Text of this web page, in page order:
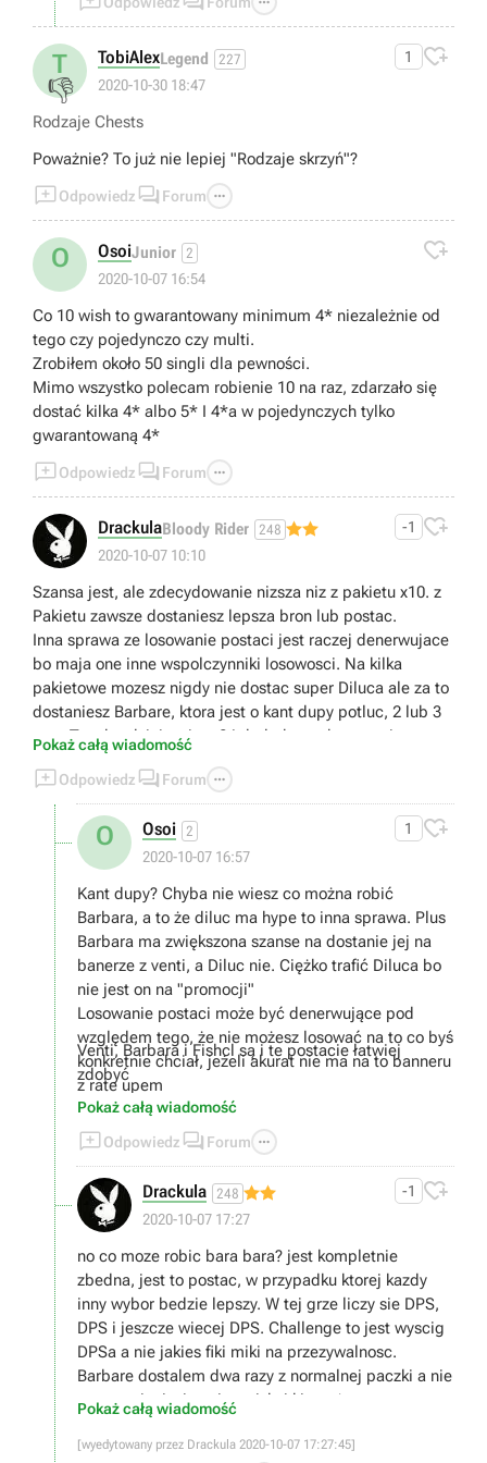
T
👎
TobiAlexLegend 227
2020-10-30 18:47
1 
Rodzaje Chests
Poważnie? To już nie lepiej "Rodzaje skrzyń"?
Odpowiedz  Forum 
O OsoiJunior 2
2020-10-07 16:54

Co 10 wish to gwarantowany minimum 4* niezależnie od
tego czy pojedynczo czy multi.
Zrobiłem około 50 singli dla pewności.
Mimo wszystko polecam robienie 10 na raz, zdarzało się
dostać kilka 4* albo 5* I 4*a w pojedynczych tylko
gwarantowaną 4*
Odpowiedz  Forum 
DrackulaBloody Rider 248
2020-10-07 10:10
-1 
Szansa jest, ale zdecydowanie nizsza niz z pakietu x10. z
Pakietu zawsze dostaniesz lepsza bron lub postac.
Inna sprawa ze losowanie postaci jest raczej denerwujace
bo maja one inne wspolczynniki losowosci. Na kilka
pakietowe mozesz nigdy nie dostac super Diluca ale za to
dostaniesz Barbare, ktora jest o kant dupy potluc, 2 lub 3
razy. Tym bardziej ze jest 24 dodatkowych postaci.
Pokaż całą wiadomość
Odpowiedz  Forum 
O Osoi 2
2020-10-07 16:57
1 
Kant dupy? Chyba nie wiesz co można robić
Barbara, a to że diluc ma hype to inna sprawa. Plus
Barbara ma zwiększona szanse na dostanie jej na
banerze z venti, a Diluc nie. Ciężko trafić Diluca bo
nie jest on na "promocji"
Losowanie postaci może być denerwujące pod
względem tego, że nie możesz losować na to co byś
konkretnie chciał, jeżeli akurat nie ma na to banneru
z rate upem
Venti, Barbara i Fishcl są i te postacie łatwiej
zdobyć
Pokaż całą wiadomość
Odpowiedz  Forum 
Drackula 248
2020-10-07 17:27
-1 
no co moze robic bara bara? jest kompletnie
zbedna, jest to postac, w przypadku ktorej kazdy
inny wybor bedzie lepszy. W tej grze liczy sie DPS,
DPS i jeszcze wiecej DPS. Challenge to jest wyscig
DPSa a nie jakies fiki miki na przezywalnosc.
Barbare dostalem dwa razy z normalnej paczki a nie
promocyjnej wiec nie wciskaj kitow ;)
Pokaż całą wiadomość
[wyedytowany przez Drackula 2020-10-07 17:27:45]